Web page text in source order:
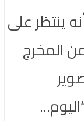
ينتظر على
المخرج